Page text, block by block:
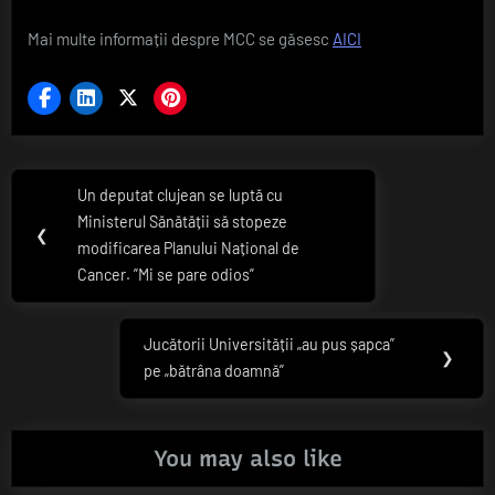
Mai multe informații despre MCC se găsesc AICI
Navigare
articole
❮
Previous
Post:
Un deputat clujean se luptă cu
Ministerul Sănătății să stopeze
modificarea Planului Național de
Cancer. ”Mi se pare odios”
Next
Post:
Jucătorii Universității „au pus șapca”
pe „bătrâna doamnă”
❯
You may also like